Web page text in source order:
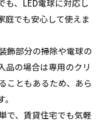
も、LED電球に対応し
庭でも安心して使えま
飾部分の掃除や電球の
品の場合は専用のクリ
こともあるため、あら
で、賃貸住宅でも気軽